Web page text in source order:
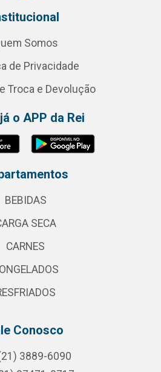
Somos
de Privacidade
Troca e Devolução
o APP da Rei
BEBIDAS
SECA
CARNES
Conosco
3889-6090